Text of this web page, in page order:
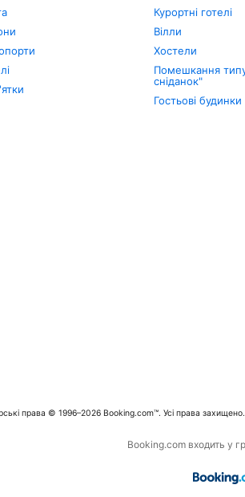
Курортні готелі
Вілли
Хостели
Помешкання
сніданок"
Гостьові будинки
права © 1996–2026 Booking.com™. Усі права захищено.
Booking.com входить у